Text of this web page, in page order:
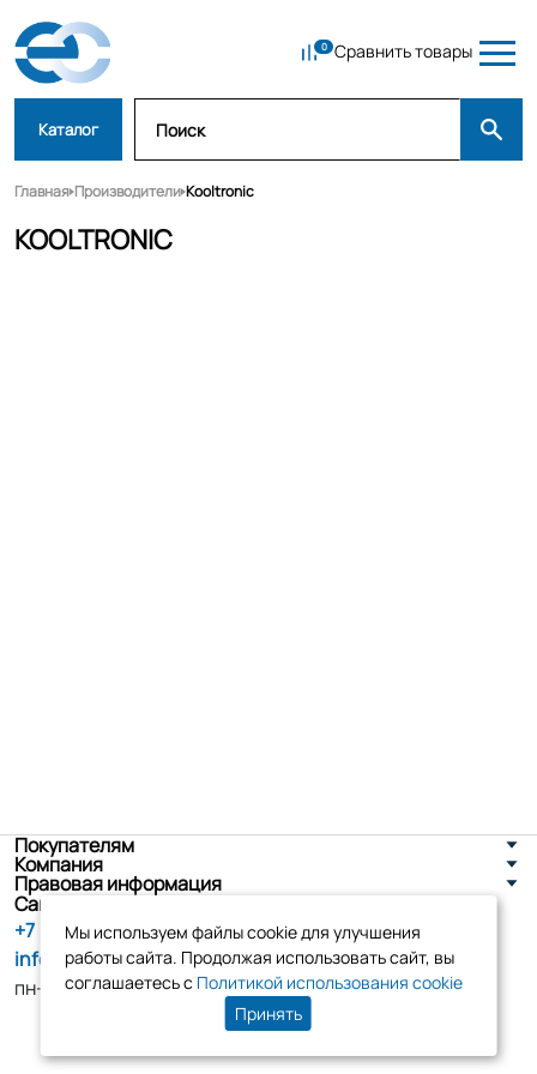
Сравнить товары
Каталог
Главная Производители Kooltronic
KOOLTRONIC
Покупателям
Компания
Правовая информация
Санкт-Петербург, ул. Новоселов д. 8
+7 (800) 555-86-90
info@tk-elko.ru
пн-пт, 10:00 - 18:00
Мы используем файлы cookie для улучшения
работы сайта. Продолжая использовать сайт, вы
соглашаетесь с Политикой использования cookie
Принять